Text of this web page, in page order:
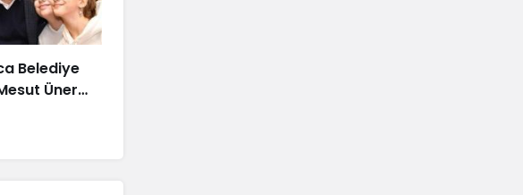
Belediye
Üner